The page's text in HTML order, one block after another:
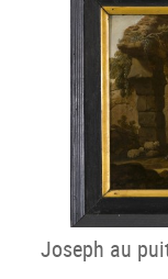
Joseph au